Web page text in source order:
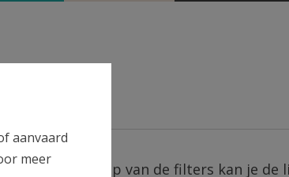
Met behulp van de filters kan je de
aanvaard
meer